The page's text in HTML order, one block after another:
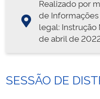
Realizado por
de
legal: Instrução
de abril de
SESSÃO DE